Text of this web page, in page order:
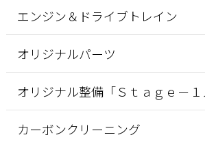
エンジン＆ドライブトレイン
オリジナルパーツ
オリジナル整備「Ｓｔａｇｅ－１
カーボンクリーニング